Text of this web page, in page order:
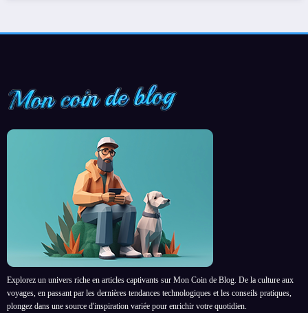
Explorez un univers riche en articles captivants sur Mon Coin de Blog. De la culture aux
voyages, en passant par les dernières tendances technologiques et les conseils pratiques,
plongez dans une source d'inspiration variée pour enrichir votre quotidien.